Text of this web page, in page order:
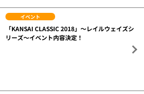
イベント
「KANSAI CLASSIC 2018」～レイルウェイズシ
リーズ～イベント内容決定！